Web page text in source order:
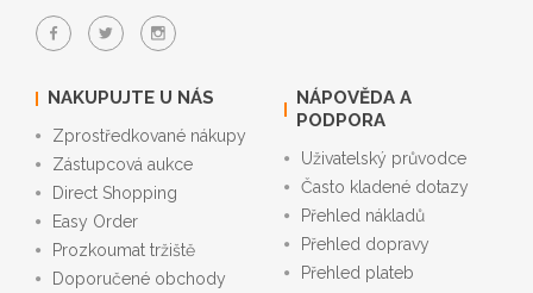
NAKUPUJTE U NÁS
Zprostředkované nákupy
Zástupcová aukce
Direct Shopping
Easy Order
Prozkoumat tržiště
Doporučené obchody
NÁPOVĚDA A
PODPORA
Uživatelský průvodce
Často kladené dotazy
Přehled nákladů
Přehled dopravy
Přehled plateb